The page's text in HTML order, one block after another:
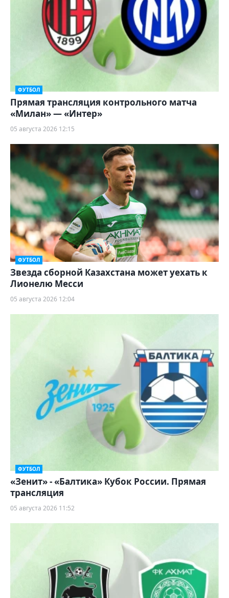
ФУТБОЛ
Прямая трансляция контрольного матча
«Милан» — «Интер»
05 августа 2026 12:15
ФУТБОЛ
Звезда сборной Казахстана может уехать к
Лионелю Месси
05 августа 2026 12:04
ФУТБОЛ
«Зенит» - «Балтика» Кубок России. Прямая
трансляция
05 августа 2026 11:52